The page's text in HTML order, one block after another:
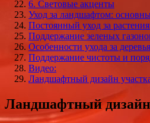
6. Световые акценты
Уход за ландшафтом:
Постоянный уход за
Поддержание зеленых
Особенности ухода за
Поддержание чистоты и
Видео:
Ландшафтный дизайн
Ландшафтный дизайн